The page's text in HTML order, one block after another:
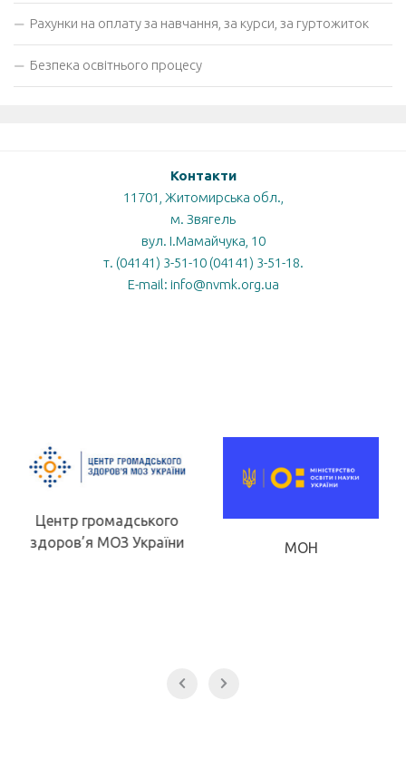
Рахунки на оплату за навчання, за курси, за гуртожиток
Безпека освітнього процесу
Контакти
11701, Житомирська обл.,
м. Звягель
вул. І.Мамайчука, 10
т. (04141) 3-51-10 (04141) 3-51-18.
E-mail: info@nvmk.org.ua
Центр громадського
здоров’я МОЗ України
МОН